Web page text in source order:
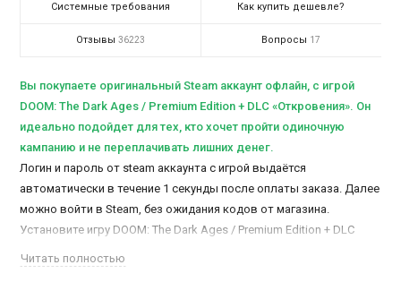
Системные требования Как купить дешевле?
Отзывы 36223 Вопросы 17
Вы покупаете оригинальный Steam аккаунт офлайн, c игрой
DOOM: The Dark Ages / Premium Edition + DLC «Откровения». Он
идеально подойдет для тех, кто хочет пройти одиночную
кампанию и не переплачивать лишних денег.
Логин и пароль от steam аккаунта с игрой выдаётся
автоматически в течение 1 секунды после оплаты заказа. Далее
можно войти в Steam, без ожидания кодов от магазина.
Установите игру DOOM: The Dark Ages / Premium Edition + DLC
офлайн режиме.
Читать полностью